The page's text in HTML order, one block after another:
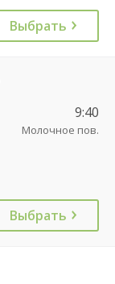
Выбрать
9:40
Молочное пов.
Выбрать